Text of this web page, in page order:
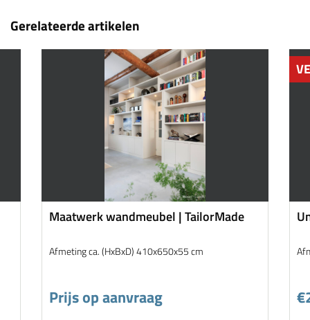
Gerelateerde artikelen
Maatwerk wandmeubel | TailorMade
Afmeting ca. (HxBxD) 410x650x55 cm
Prijs op aanvraag